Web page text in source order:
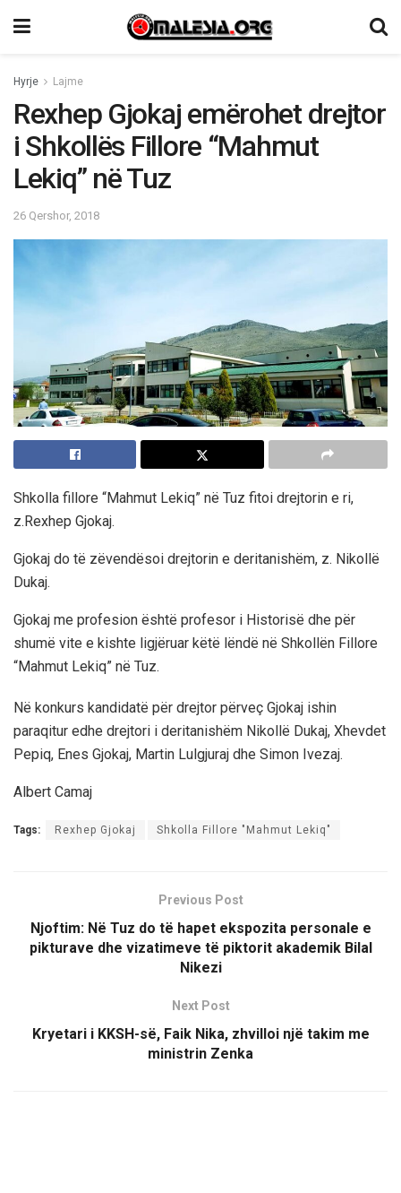
Hyrje Lajme
Rexhep Gjokaj emërohet drejtor
i Shkollës Fillore “Mahmut
Lekiq” në Tuz
26 Qershor, 2018
Shkolla fillore “Mahmut Lekiq” në Tuz fitoi drejtorin e ri,
z.Rexhep Gjokaj.
Gjokaj do të zëvendësoi drejtorin e deritanishëm, z. Nikollë
Dukaj.
Gjokaj me profesion është profesor i Historisë dhe për
shumë vite e kishte ligjëruar këtë lëndë në Shkollën Fillore
“Mahmut Lekiq” në Tuz.
Në konkurs kandidatë për drejtor përveç Gjokaj ishin
paraqitur edhe drejtori i deritanishëm Nikollë Dukaj, Xhevdet
Pepiq, Enes Gjokaj, Martin Lulgjuraj dhe Simon Ivezaj.
Albert Camaj
Tags: Rexhep Gjokaj Shkolla Fillore "Mahmut Lekiq"
Previous Post
Njoftim: Në Tuz do të hapet ekspozita personale e
pikturave dhe vizatimeve të piktorit akademik Bilal
Nikezi
Next Post
Kryetari i KKSH-së, Faik Nika, zhvilloi një takim me
ministrin Zenka